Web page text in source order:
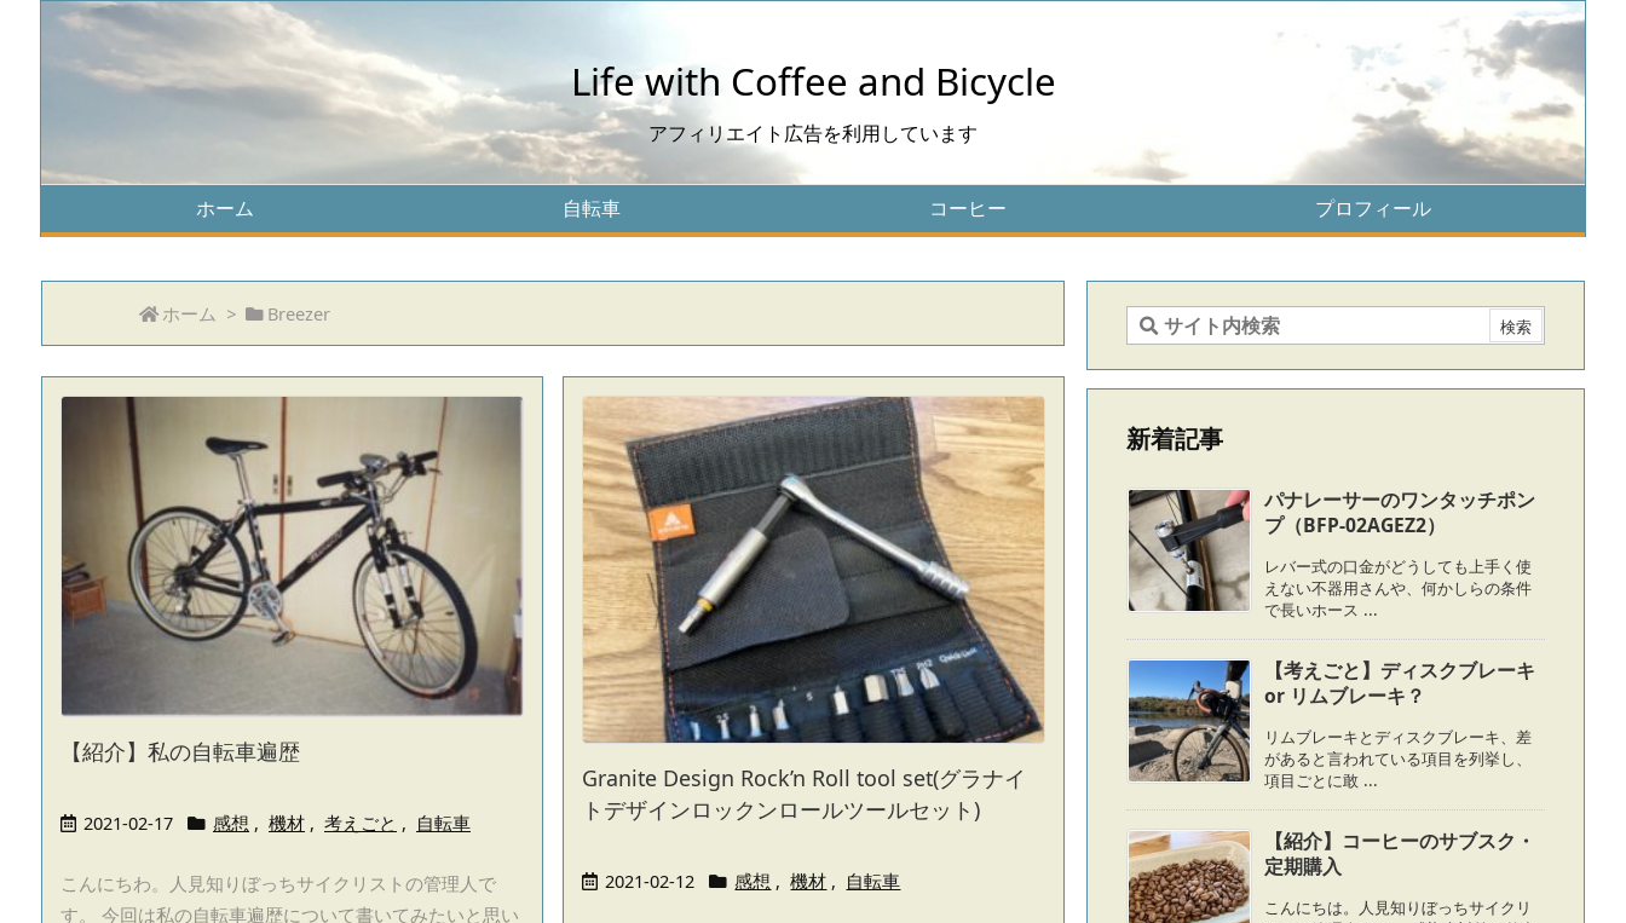
Life with Coffee and Bicycle
アフィリエイト広告を利用しています
ホーム 自転車 コーヒー プロフィール
ホーム > Breezer
【紹介】私の自転車遍歴
2021-02-17 感想 , 機材 , 考えごと , 自転車
こんにちわ。人見知りぼっちサイクリストの管理人で
す。 今回は私の自転車遍歴について書いてみたいと思い
Granite Design Rock’n Roll tool set(グラナイ
トデザインロックンロールツールセット)
2021-02-12 感想 , 機材 , 自転車
新着記事
パナレーサーのワンタッチポン
プ（BFP-02AGEZ2）
レバー式の口金がどうしても上手く使
えない不器用さんや、何かしらの条件
で長いホース ...
【考えごと】ディスクブレーキ
or リムブレーキ？
リムブレーキとディスクブレーキ、差
があると言われている項目を列挙し、
項目ごとに敢 ...
【紹介】コーヒーのサブスク・
定期購入
こんにちは。人見知りぼっちサイクリ